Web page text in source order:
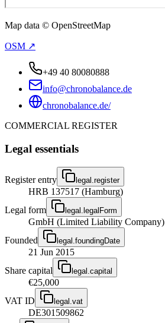
Map data © OpenStreetMap
OSM ↗
+49 40 80080888
info@chronobalance.de
chronobalance.de/
COMMERCIAL REGISTER
Legal essentials
Register entry legal.register
HRB 137517 (Hamburg)
Legal form
legal.legalForm
GmbH (Limited Liability Company)
Founded
legal.foundingDate
21 Jun 2015
Share capital
legal.capital
€25,000
VAT ID
legal.vat
DE301509862